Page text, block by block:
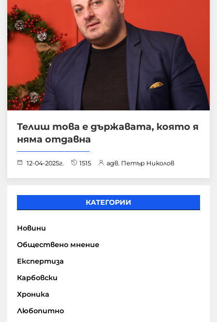
Телиш това е държавата, която я
няма отдавна
12-04-2025г. 1515 адв. Петър Николов
КАТЕГОРИИ
Новини
Обществено мнение
Експертиза
Карбовски
Хроника
Любопитно